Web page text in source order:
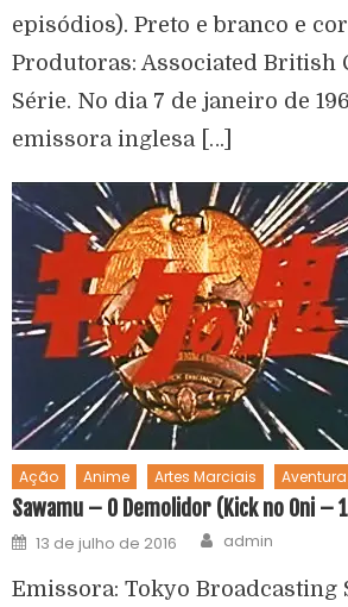
episódios). Preto e branco e
Produtoras: Associated British
Série. No dia 7 de janeiro de
emissora inglesa […]
Ação Anime Artes Marciais Aventura
Sawamu – O Demolidor (Kick no Oni –
13 de julho de 2016 admin
Emissora: Tokyo Broadcasting